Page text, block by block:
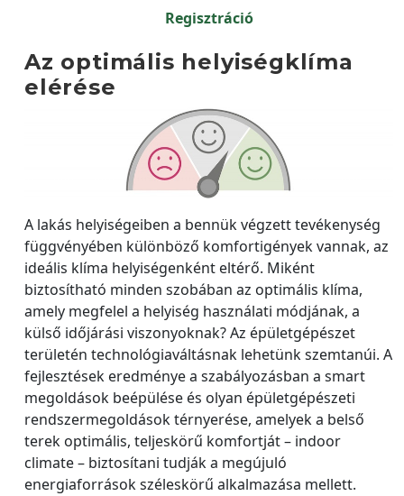
Regisztráció
Az optimális helyiségklíma
elérése
A lakás helyiségeiben a bennük végzett tevékenység
függvényében különböző komfortigények vannak, az
ideális klíma helyiségenként eltérő. Miként
biztosítható minden szobában az optimális klíma,
amely megfelel a helyiség használati módjának, a
külső időjárási viszonyoknak? Az épületgépészet
területén technológiaváltásnak lehetünk szemtanúi. A
fejlesztések eredménye a szabályozásban a smart
megoldások beépülése és olyan épületgépészeti
rendszermegoldások térnyerése, amelyek a belső
terek optimális, teljeskörű komfortját – indoor
climate – biztosítani tudják a megújuló
energiaforrások széleskörű alkalmazása mellett.